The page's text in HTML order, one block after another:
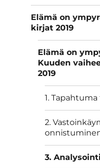
Elämä on
kirjat 2019
Elämä on
Kuuden
2019
1. Tapahtuma
2.
3. Analysointi